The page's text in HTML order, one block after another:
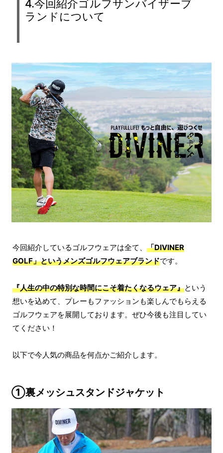
4.今回紹介ゴルフサンバイザーブ
ランドについて
今回紹介しているゴルフウェアは全て、 「DIVINER
GOLF」というメンズゴルフウェアブランドです。
『人生の中の特別な時間にこそ着たくなるウェア』という
想いを込めて、プレーもファッションも楽しんでもらえる
ゴルフウェアを展開しております。ぜひ今後も注目してい
てください！
以下で今人気の商品を何点かご紹介します。
①裏メッシュスタンドジャケット